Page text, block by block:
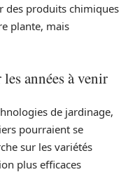
des produits chimiques
plante, mais
années à venir
de jardinage,
pourraient se
sur les variétés
plus efficaces